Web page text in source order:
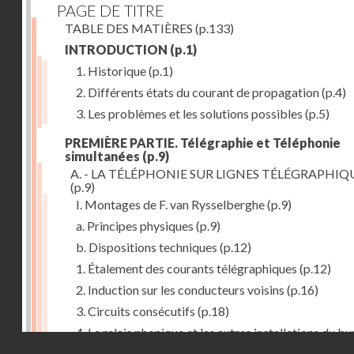
PAGE DE TITRE
TABLE DES MATIÈRES (p.133)
INTRODUCTION (p.1)
1. Historique(p.1)
2. Différents états du courant de propagation(p.4)
3. Les problèmes et les solutions possibles (p.5)
PREMIÈRE PARTIE. Télégraphie et Téléphonie
simultanées (p.9)
A. - LA TÉLÉPHONIE SUR LIGNES
(p.9)
I. Montages de F. van Rysselberghe(p.9)
a. Principes physiques (p.9)
b. Dispositions techniques (p.12)
1. Étalement des courants télégraphiques (p.12)
2. Induction sur les conducteurs voisins (p.16)
3. Circuits consécutifs (p.18)
4. Le relais phonique et les autres installations du